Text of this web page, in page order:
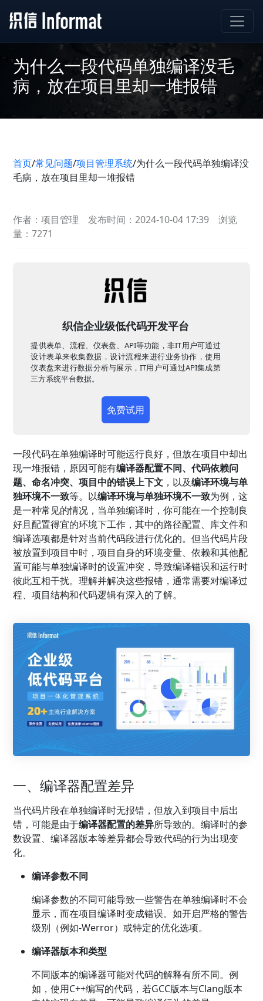
为什么一段代码单独编译没毛
病，放在项目里却一堆报错
首页/常见问题/项目管理系统/为什么一段代码单独编译没
毛病，放在项目里却一堆报错
作者：项目管理 发布时间：2024-10-04 17:39
浏览
量：7271
织信企业级低代码开发平台
提供表单、流程、仪表盘、API等功能，非IT用户可通过
设计表单来收集数据，设计流程来进行业务协作，使用
仪表盘来进行数据分析与展示，IT用户可通过API集成第
三方系统平台数据。
免费试用
一段代码在单独编译时可能运行良好，但放在项目中却出
现一堆报错，原因可能有编译器配置不同、代码依赖问
题、命名冲突、项目中的错误上下文 ，以及编译环境与单
独环境不一致等。以编译环境与单独环境不一致为例，这
是一种常见的情况，当单独编译时，你可能在一个控制良
好且配置得宜的环境下工作，其中的路径配置、库文件和
编译选项都是针对当前代码段进行优化的。但当代码片段
被放置到项目中时，项目自身的环境变量、依赖和其他配
置可能与单独编译时的设置冲突，导致编译错误和运行时
彼此互相干扰。理解并解决这些报错，通常需要对编译过
程、项目结构和代码逻辑有深入的了解。
一、编译器配置差异
当代码片段在单独编译时无报错，但放入到项目中后出
错，可能是由于编译器配置的差异所导致的。编译时的参
数设置、编译器版本等差异都会导致代码的行为出现变
化。
编译参数不同
编译参数的不同可能导致一些警告在单独编译时不会
显示，而在项目编译时变成错误。如开启严格的警告
级别（例如-Werror）或特定的优化选项。
编译器版本和类型
不同版本的编译器可能对代码的解释有所不同。例
如，使用C++编写的代码，若GCC版本与Clang版本